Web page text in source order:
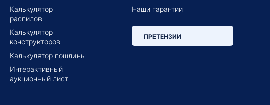
Калькулятор
распилов
Калькулятор
конструкторов
Калькулятор пошлины
Интерактивный
аукционный лист
Наши гарантии
ПРЕТЕНЗИИ